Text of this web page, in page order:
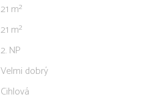
21 m²
21 m²
2. NP
Velmi dobrý
Cihlová